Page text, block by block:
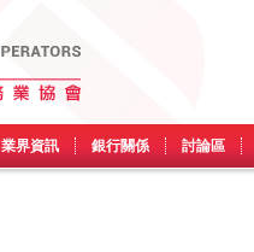
業界資訊 銀行關係 討論區